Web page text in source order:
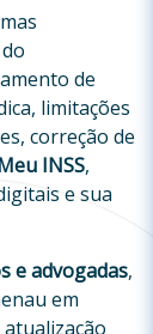
de
limitações
correção de
INSS,
e sua
e advogadas,
em